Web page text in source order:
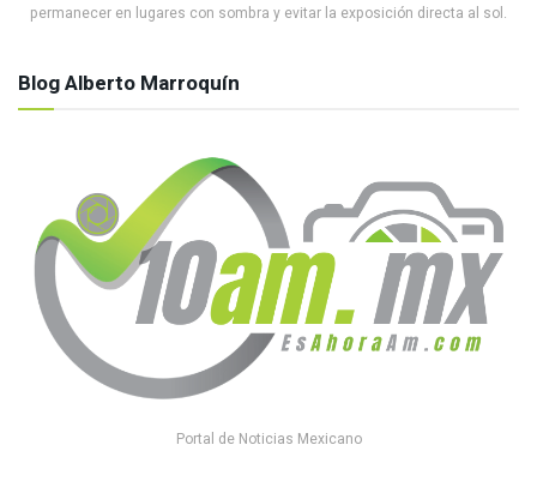
permanecer en lugares con sombra y evitar la exposición directa al sol.
Blog Alberto Marroquín
Portal de Noticias Mexicano